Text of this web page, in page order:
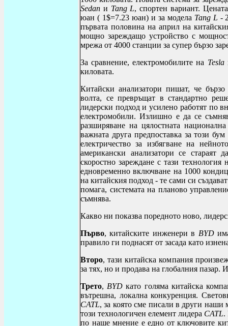
Sedan и Tang L, спортен вариант.
юан ( 1$=7.23 юан) и за модела Tang L -
първата половина на април на
мощно зареждащо устройство с
мрежа от 4000 станции за супер бързо
За сравнение, електромобилите на Tesla
киловата.
Китайски анализатори пишат, че
волта, се превръщат в стандартно
лидерски подход и усилено работят по
електромобили. Излишно е да се
разширяване на цялостната
важната друга предпоставка за този
електричество за избягване на
американски анализатори се
скоростно зареждане с тази
едновременно включване на 1000
на китайския подход - те сами си
помага, системата на планово
съмнява.
Какво ни показва поредното ново,
Първо, китайските инженери в BYD
правило ги поднасят от засада като
Второ, тази китайска компания
за тях, но и продава на глобалния пазар.
Трето, BYD като голяма китайска
вътрешна, локална конкуренция.
CATL, за която сме писали в други
този технологичен елемент лидера CATL.
по наше мнение е едно от ключовите